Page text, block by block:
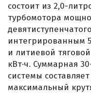
состоит из 2,0-
турбомотора
интегрированным
и литиевой
кВт·ч. Суммарная
системы
максимальный